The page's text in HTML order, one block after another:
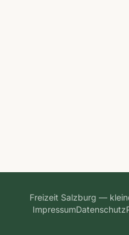
Freizeit Salzburg —
ImpressumDatenschutz